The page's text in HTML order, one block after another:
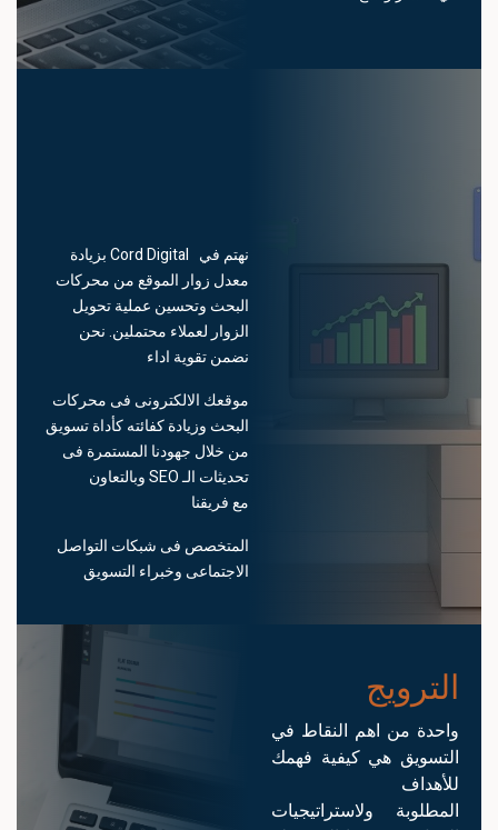
نهتم في Cord Digital بزيادة
معدل زوار الموقع من محركات
البحث وتحسين عملية تحويل
الزوار لعملاء محتملين. نحن
نضمن تقوية اداء
موقعك الالكترونى فى محركات
البحث وزيادة كفائته كأداة تسويق
من خلال جهودنا المستمرة فى
تحديثات الـ SEO وبالتعاون
مع فريقنا
المتخصص​ فى شبكات التواصل
الاجتماعى وخبراء التسويق
الترويج
واحدة من اهم النقاط في
التسويق هي كيفية فهمك
للأهداف
المطلوبة ولاستراتيجيات